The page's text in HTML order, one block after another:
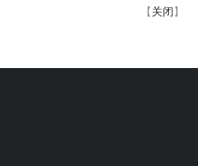
【 关闭 】